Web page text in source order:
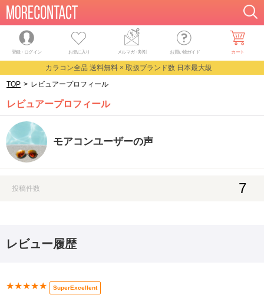
登録・ログイン お気に入り メルマガ・割引 お買い物ガイド カート
カラコン全品 送料無料 × 取扱ブランド数 日本最大級
TOP > レビュアープロフィール
レビュアープロフィール
モアコンユーザーの声
投稿件数 7
レビュー履歴
★★★★★ SuperExcellent